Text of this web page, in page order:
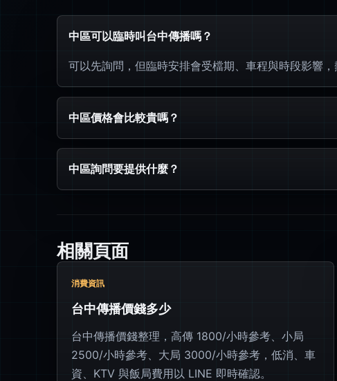
中區可以臨時叫台中傳播嗎？
可以先詢問，但臨時安排會受檔期、車程與時段影響，
中區價格會比較貴嗎？
中區詢問要提供什麼？
相關頁面
消費資訊
台中傳播價錢多少
台中傳播價錢整理，高傳 1800/小時參考、小局
2500/小時參考、大局 3000/小時參考，低消、車
資、KTV 與飯局費用以 LINE 即時確認。